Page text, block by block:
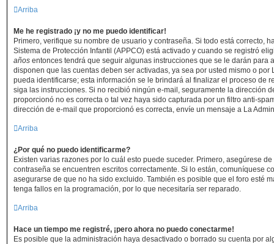
Arriba
Me he registrado ¡y no me puedo identificar!
Primero, verifique su nombre de usuario y contraseña. Si todo está correcto,
Sistema de Protección Infantil (APPCO) está activado y cuando se registró
años entonces tendrá que seguir algunas instrucciones que se le darán para
disponen que las cuentas deben ser activadas, ya sea por usted mismo o por
pueda identificarse; esta información se le brindará al finalizar el proceso de
siga las instrucciones. Si no recibió ningún e-mail, seguramente la dirección
proporcionó no es correcta o tal vez haya sido capturada por un filtro anti-
dirección de e-mail que proporcionó es correcta, envíe un mensaje a La
Arriba
¿Por qué no puedo identificarme?
Existen varias razones por lo cuál esto puede suceder. Primero, asegúrese
contraseña se encuentren escritos correctamente. Si lo están, comuníquese
asegurarse de que no ha sido excluido. También es posible que el foro esté
tenga fallos en la programación, por lo que necesitaría ser reparado.
Arriba
Hace un tiempo me registré, ¡pero ahora no puedo conectarme!
Es posible que la administración haya desactivado o borrado su cuenta por